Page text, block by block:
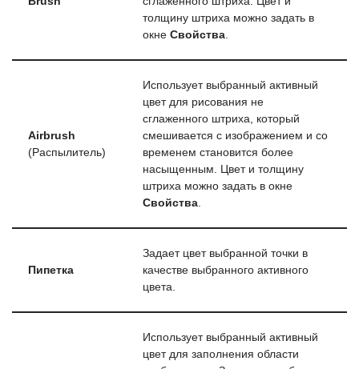
толщину штриха можно задать в
окне Свойства
Airbrush
(Распылитель)
Использует выбранный активный
цвет для рисования не
сглаженного штриха, который
смешивается с изображением и со
временем становится более
насыщенным. Цвет и толщину
штриха можно задать в окне
Свойства
Пипетка
Задает цвет выбранной точки в
качестве выбранного активного
цвета.
Использует выбранный активный
цвет для заполнения области